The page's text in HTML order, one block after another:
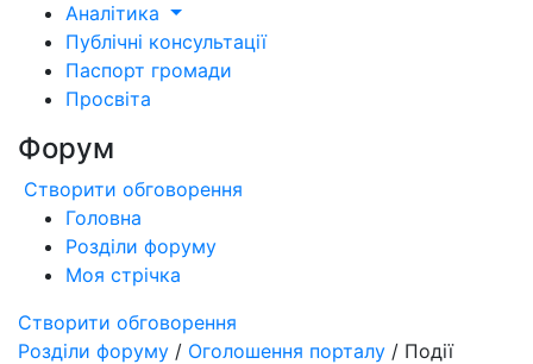
Аналітика
Публічні консультації
Паспорт громади
Просвіта
Форум
Створити обговорення
Головна
Розділи форуму
Моя стрічка
Створити обговорення
Розділи форуму / Оголошення порталу / Події